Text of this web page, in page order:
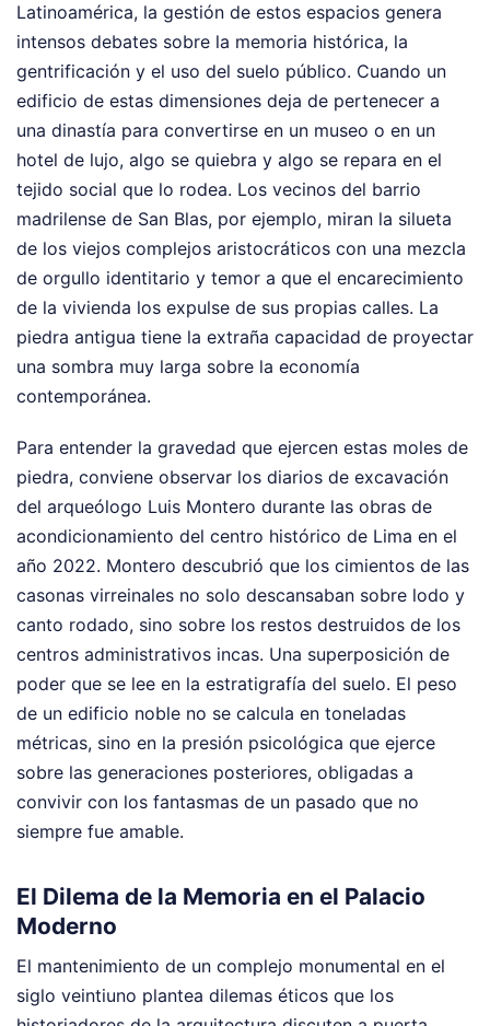
Latinoamérica, la gestión de estos espacios genera
intensos debates sobre la memoria histórica, la
gentrificación y el uso del suelo público. Cuando un
edificio de estas dimensiones deja de pertenecer a
una dinastía para convertirse en un museo o en un
hotel de lujo, algo se quiebra y algo se repara en el
tejido social que lo rodea. Los vecinos del barrio
madrilense de San Blas, por ejemplo, miran la silueta
de los viejos complejos aristocráticos con una mezcla
de orgullo identitario y temor a que el encarecimiento
de la vivienda los expulse de sus propias calles. La
piedra antigua tiene la extraña capacidad de proyectar
una sombra muy larga sobre la economía
contemporánea.
Para entender la gravedad que ejercen estas moles de
piedra, conviene observar los diarios de excavación
del arqueólogo Luis Montero durante las obras de
acondicionamiento del centro histórico de Lima en el
año 2022. Montero descubrió que los cimientos de las
casonas virreinales no solo descansaban sobre lodo y
canto rodado, sino sobre los restos destruidos de los
centros administrativos incas. Una superposición de
poder que se lee en la estratigrafía del suelo. El peso
de un edificio noble no se calcula en toneladas
métricas, sino en la presión psicológica que ejerce
sobre las generaciones posteriores, obligadas a
convivir con los fantasmas de un pasado que no
siempre fue amable.
El Dilema de la Memoria en el Palacio
Moderno
El mantenimiento de un complejo monumental en el
siglo veintiuno plantea dilemas éticos que los